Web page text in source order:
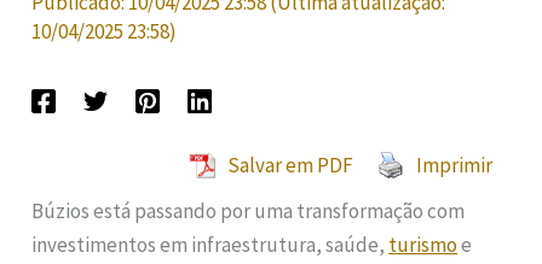
10/04/2025 23:58)
Salvar em PDF
Imprimir
Búzios está passando por uma transformação com
investimentos em infraestrutura, saúde, turismoe